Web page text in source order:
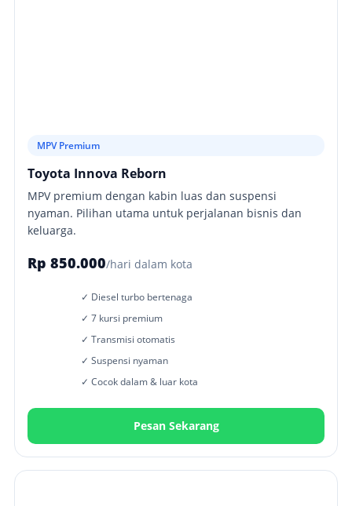
MPV Premium
Toyota Innova Reborn
MPV premium dengan kabin luas dan suspensi
nyaman. Pilihan utama untuk perjalanan bisnis dan
keluarga.
Rp 850.000/hari dalam kota
✓ Diesel turbo bertenaga
✓ 7 kursi premium
✓ Transmisi otomatis
✓ Suspensi nyaman
✓ Cocok dalam & luar kota
Pesan Sekarang